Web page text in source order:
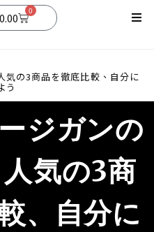
サポート
0.00
0
気の3商品を徹底比較、自分に
う
ジガンの
気の3商
、自分に